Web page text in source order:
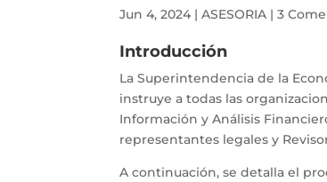
Jun 4, 2024 |ASESORIA |3
Introducción
La Superintendencia de la
instruye a todas las
Información y Análisis
representantes legales y
A continuación, se detalla el